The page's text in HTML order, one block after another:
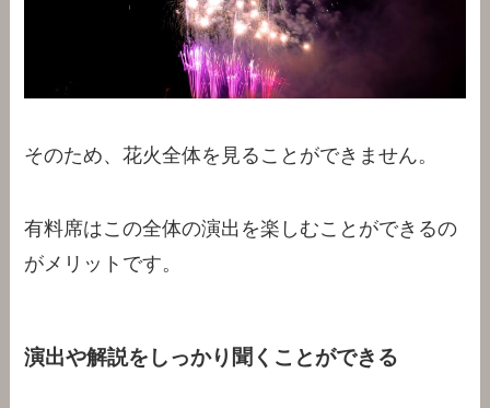
そのため、花火全体を見ることができません。
有料席はこの全体の演出を楽しむことができるの
がメリットです。
演出や解説をしっかり聞くことができる